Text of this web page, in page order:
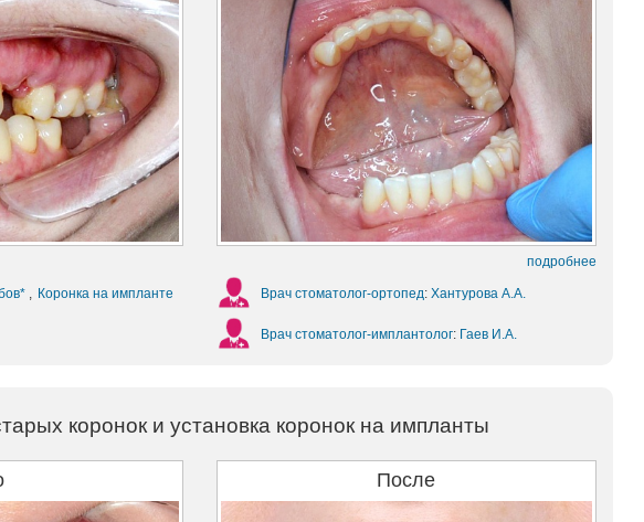
подробнее
Коронка на импланте Врач стоматолог-ортопед: Хантурова А.А.
Врач стоматолог-имплантолог: Гаев И.А.
коронок и установка коронок на импланты
После